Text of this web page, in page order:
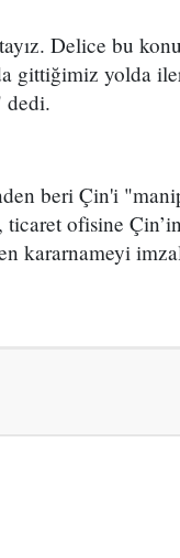
Delice bu
gittiğimiz yolda
dedi.
beri Çin'i
ofisine
kararnameyi